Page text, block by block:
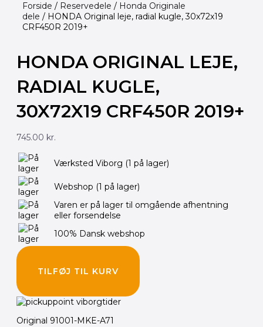
Forside / Reservedele / Honda Originale
dele / HONDA Original leje, radial kugle, 30x72x19
CRF450R 2019+
HONDA ORIGINAL LEJE,
RADIAL KUGLE,
30X72X19 CRF450R 2019+
745.00 kr.
Værksted Viborg (1 på lager)
Webshop (1 på lager)
Varen er på lager til omgående afhentning
eller forsendelse
100% Dansk webshop
TILFØJ TIL KURV
Original 91001-MKE-A71